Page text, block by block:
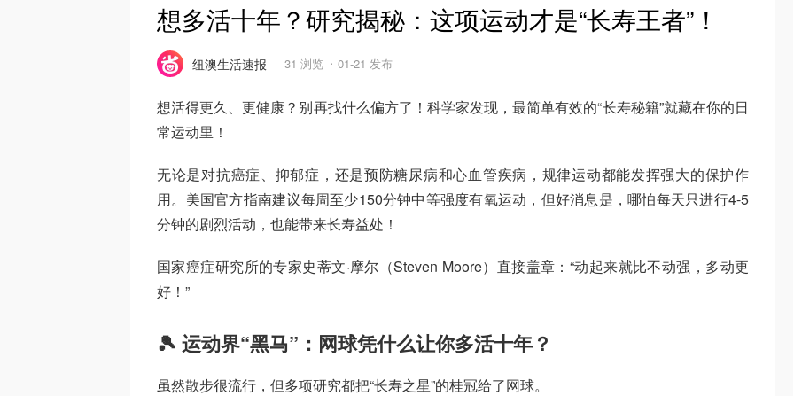
想多活十年？研究揭秘：这项运动才是“长寿王者”！
纽澳生活速报 31 浏览 01-21 发布
想活得更久、更健康？别再找什么偏方了！科学家发现，最简单有效的“长寿秘籍”就藏在你的日
常运动里！
无论是对抗癌症、抑郁症，还是预防糖尿病和心血管疾病，规律运动都能发挥强大的保护作
用。美国官方指南建议每周至少150分钟中等强度有氧运动，但好消息是，哪怕每天只进行4-5
分钟的剧烈活动，也能带来长寿益处！
国家癌症研究所的专家史蒂文·摩尔（Steven Moore）直接盖章：“动起来就比不动强，多动更
好！”
🎾 运动界“黑马”：网球凭什么让你多活十年？
虽然散步很流行，但多项研究都把“长寿之星”的桂冠给了网球。